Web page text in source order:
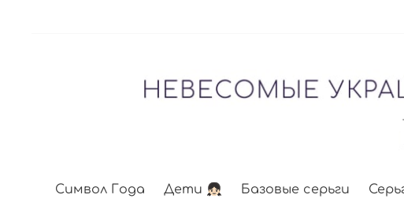
Символ Года Дети 👧🏻 Базовые серьги